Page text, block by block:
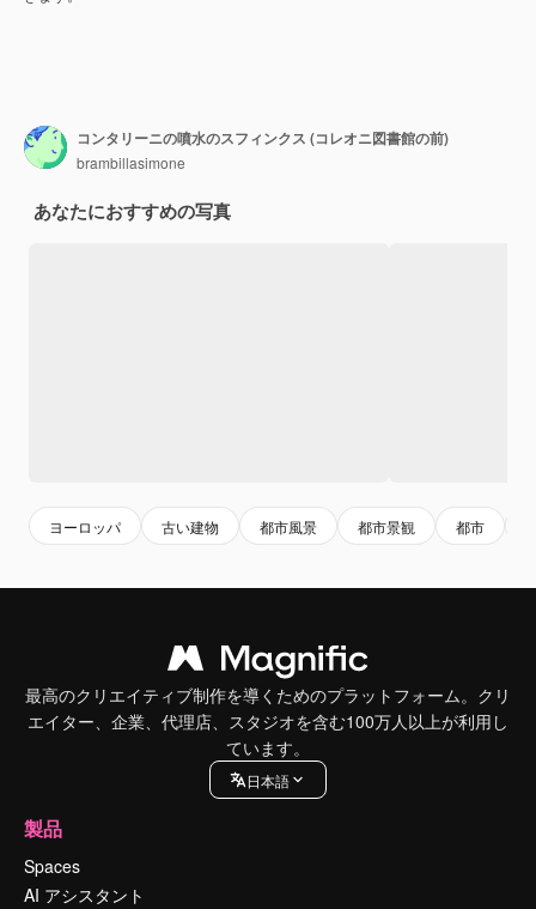
コンタリーニの噴水のスフィンクス (コレオニ図書館の前)
brambillasimone
あなたにおすすめの写真
ヨーロッパ 古い建物 都市風景 都市景観 都市
最高のクリエイティブ制作を導くためのプラットフォーム。クリ
エイター、企業、代理店、スタジオを含む100万人以上が利用し
ています。
日本語
製品
Spaces
AI アシスタント